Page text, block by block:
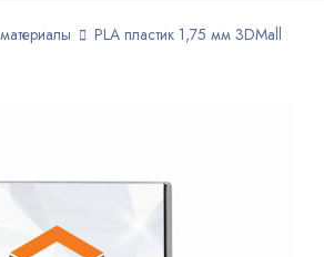
PLA пластик 1,75 мм 3DMall